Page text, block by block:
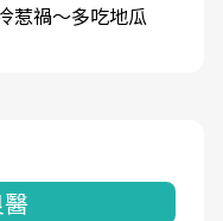
惹禍〜多吃地瓜